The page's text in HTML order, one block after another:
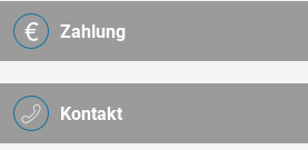
Kontakt
Zahlung